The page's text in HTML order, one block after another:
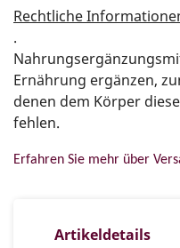
Rechtliche
.
Ernährung ergänzen,
denen dem Körper
fehlen.
Erfahren Sie mehr über
Artikeldetails